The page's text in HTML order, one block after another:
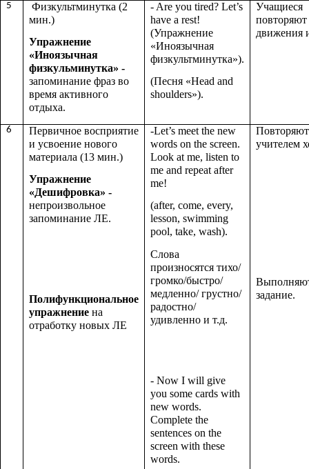
5
Физкультминутка (2
мин.)
Упражнение
«Иноязычная
физкульминутка» -
запоминание фраз во
время активного
отдыха.
- Are you tired? Let’s
have a rest!
(Упражнение
«Иноязычная
физкультминутка»).
(Песня «Head and
shoulders»).
Учащиеся
повторяют
движения
6
Первичное восприятие
и усвоение нового
материала (13 мин.)
Упражнение
«Дешифровка» -
непроизвольное
запоминание ЛЕ.
Полифункциональное
упражнение на
отработку новых ЛЕ
-Let’s meet the new
words on the screen.
Look at me, listen to
me and repeat after
me!
(after, come, every,
lesson, swimming
pool, take, wash).
Слова
произносятся тихо/
громко/быстро/
медленно/ грустно/
радостно/
удивленно и т.д.
- Now I will give
you some cards with
new words.
Complete the
sentences on the
screen with these
words.
Повторяют
учителем
задание.